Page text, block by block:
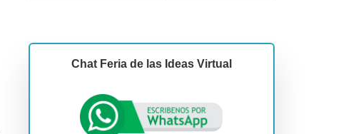
Chat Feria de las Ideas Virtual